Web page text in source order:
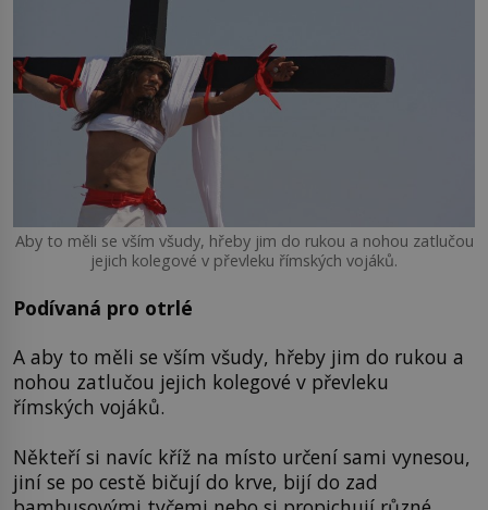
Aby to měli se vším všudy, hřeby jim do rukou a nohou zatlučou
jejich kolegové v převleku římských vojáků.
Podívaná pro otrlé
A aby to měli se vším všudy, hřeby jim do rukou a
nohou zatlučou jejich kolegové v převleku
římských vojáků.
Někteří si navíc kříž na místo určení sami vynesou,
jiní se po cestě bičují do krve, bijí do zad